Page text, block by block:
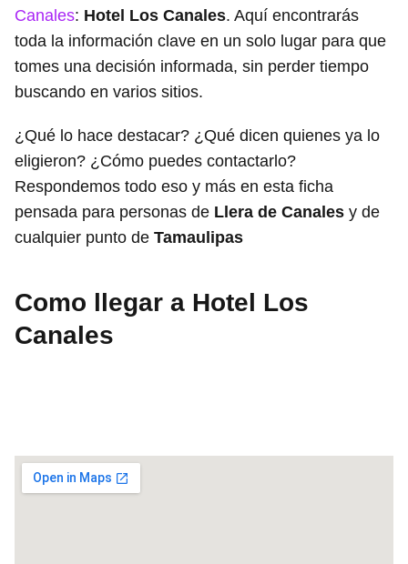
Canales: Hotel Los Canales. Aquí encontrarás
toda la información clave en un solo lugar para que
tomes una decisión informada, sin perder tiempo
buscando en varios sitios.
¿Qué lo hace destacar? ¿Qué dicen quienes ya lo
eligieron? ¿Cómo puedes contactarlo?
Respondemos todo eso y más en esta ficha
pensada para personas de Llera de Canales y de
cualquier punto de Tamaulipas
Como llegar a Hotel Los
Canales